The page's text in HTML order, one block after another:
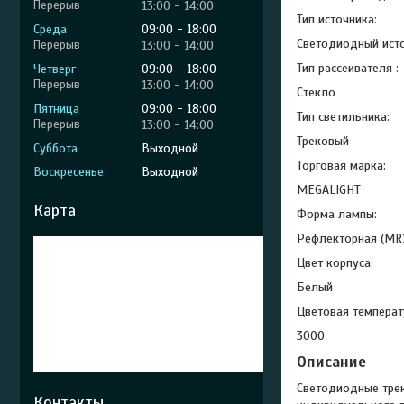
Тип источника:
Светодиодный
Тип рассеивателя :
Стекло
Тип светильника:
Трековый
Торговая марка:
MEGALIGHT
Форма лампы:
Рефлекторная
Цвет корпуса:
Белый
Цветовая
3000
Описание
Светодиодные
13:00
14:00
Среда
09:00
18:00
13:00
14:00
Четверг
09:00
18:00
13:00
14:00
Пятница
09:00
18:00
13:00
14:00
Суббота
Выходной
Воскресенье
Выходной
Карта